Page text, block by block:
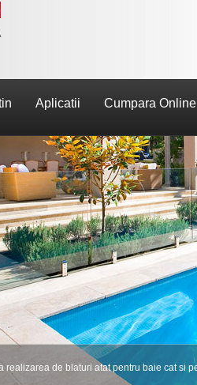
Aplicatii Cumpara Online
realizarea de blaturi atat pentru baie cat si